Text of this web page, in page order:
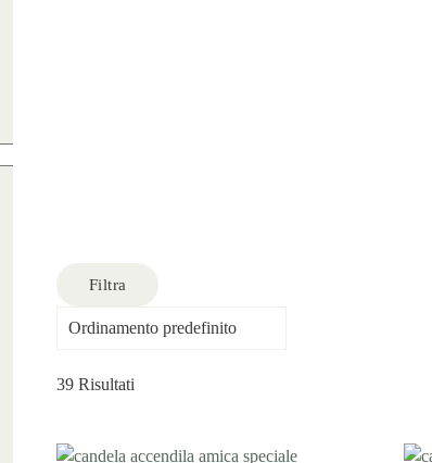
Filtra
39 Risultati